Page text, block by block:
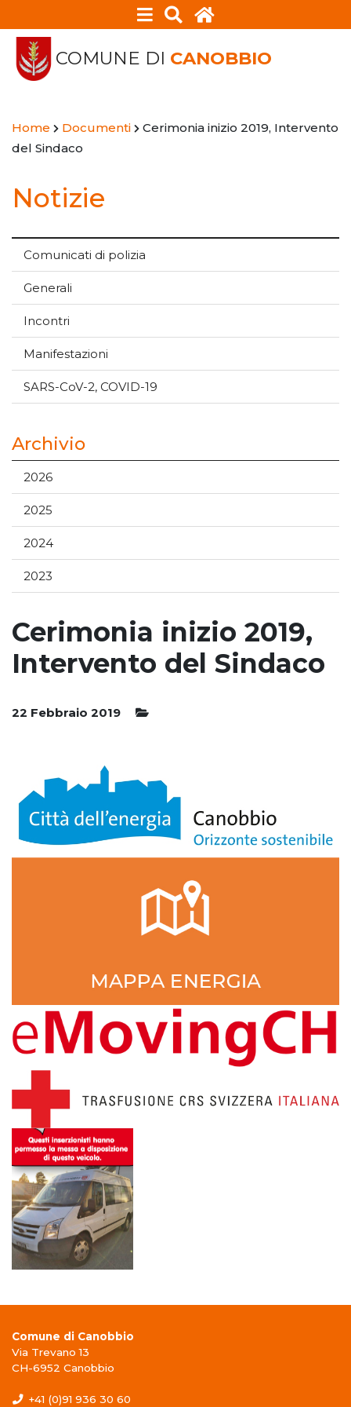
COMUNE DI CANOBBIO
Home Documenti
Cerimonia inizio 2019, Intervento
del Sindaco
Notizie
Comunicati di polizia
Generali
Incontri
Manifestazioni
SARS-CoV-2, COVID-19
Archivio
2026
2025
2024
2023
Cerimonia inizio 2019,
Intervento del Sindaco
22 Febbraio 2019
Comune di Canobbio
Via Trevano 13
CH-6952 Canobbio
+41 (0)91 936 30 60